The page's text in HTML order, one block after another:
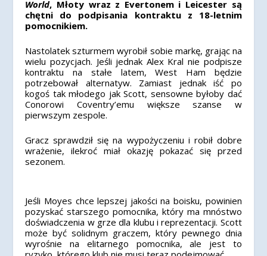
World, Młoty wraz z Evertonem i Leicester są
chętni do podpisania kontraktu z 18-letnim
pomocnikiem.
Nastolatek szturmem wyrobił sobie markę, grając na
wielu pozycjach. Jeśli jednak Alex Kral nie podpisze
kontraktu na stałe latem, West Ham będzie
potrzebował alternatyw. Zamiast jednak iść po
kogoś tak młodego jak Scott, sensowne byłoby dać
Conorowi Coventry’emu większe szanse w
pierwszym zespole.
Gracz sprawdził się na wypożyczeniu i robił dobre
wrażenie, ilekroć miał okazję pokazać się przed
sezonem.
Jeśli Moyes chce lepszej jakości na boisku, powinien
pozyskać starszego pomocnika, który ma mnóstwo
doświadczenia w grze dla klubu i reprezentacji. Scott
może być solidnym graczem, który pewnego dnia
wyrośnie na elitarnego pomocnika, ale jest to